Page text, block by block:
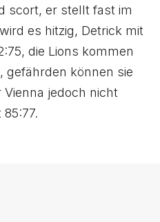
scort, er stellt fast im
es hitzig, Detrick mit
die Lions kommen
gefährden können sie
Vienna jedoch nicht